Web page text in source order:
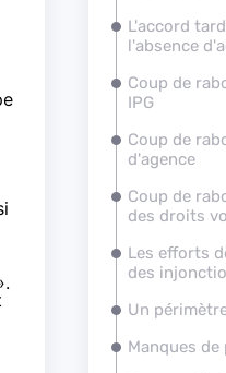
L'accord
l'absence
Coup de
IPG
Coup de
d'agence
Coup de
des droits
Les efforts
des
Un
Manques